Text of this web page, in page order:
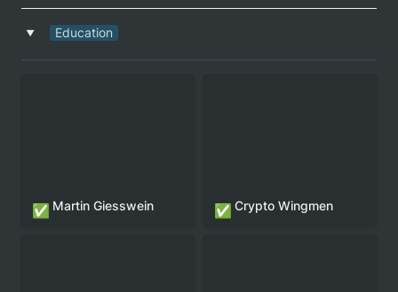
‣ Education
✅ Martin Giesswein ✅ Crypto Wingmen